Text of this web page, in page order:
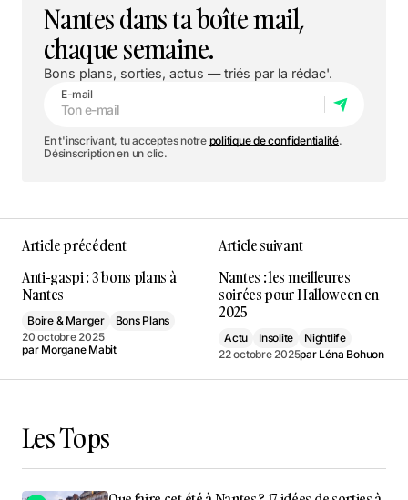
Nantes dans ta boîte mail,
chaque semaine.
Bons plans, sorties, actus — triés par la rédac'.
E-mail
En t'inscrivant, tu acceptes notre politique de confidentialité.
Désinscription en un clic.
Article précédent
Anti-gaspi : 3 bons plans à
Nantes
Boire & Manger
Bons Plans
20 octobre 2025
par Morgane Mabit
Article suivant
Nantes : les meilleures
soirées pour Halloween en
2025
Actu Insolite
Nightlife
22 octobre 2025par Léna Bohuon
Les Tops